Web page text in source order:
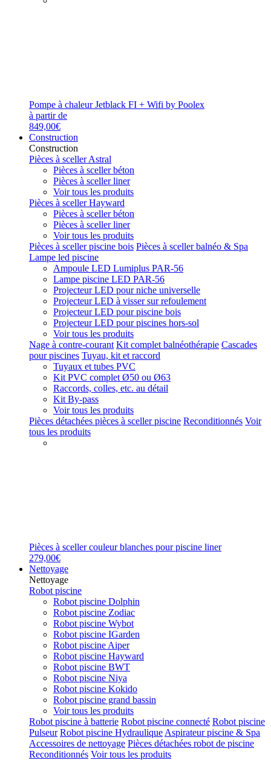
Pompe à chaleur Jetblack FI + Wifi by Poolex
à partir de
849,00€
Construction
Construction
Pièces à sceller Astral
Pièces à sceller béton
Pièces à sceller liner
Voir tous les produits
Pièces à sceller Hayward
Pièces à sceller béton
Pièces à sceller liner
Voir tous les produits
Pièces à sceller piscine bois Pièces à sceller balnéo & Spa
Lampe led piscine
Ampoule LED Lumiplus PAR-56
Lampe piscine LED PAR-56
Projecteur LED pour niche universelle
Projecteur LED à visser sur refoulement
Projecteur LED pour piscine bois
Projecteur LED pour piscines hors-sol
Voir tous les produits
Nage à contre-courant Kit complet balnéothérapie Cascades
pour piscines Tuyau, kit et raccord
Tuyaux et tubes PVC
Kit PVC complet Ø50 ou Ø63
Raccords, colles, etc. au détail
Kit By-pass
Voir tous les produits
Pièces détachées pièces à sceller piscine Reconditionnés Voir
tous les produits
Pièces à sceller couleur blanches pour piscine liner
279,00€
Nettoyage
Nettoyage
Robot piscine
Robot piscine Dolphin
Robot piscine Zodiac
Robot piscine Wybot
Robot piscine IGarden
Robot piscine Aiper
Robot piscine Hayward
Robot piscine BWT
Robot piscine Niya
Robot piscine Kokido
Robot piscine grand bassin
Voir tous les produits
Robot piscine à batterie Robot piscine connecté Robot piscine
Pulseur Robot piscine Hydraulique Aspirateur piscine & Spa
Accessoires de nettoyage Pièces détachées robot de piscine
Reconditionnés Voir tous les produits